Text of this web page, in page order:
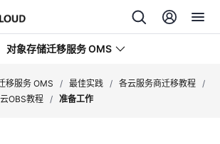
对象存储迁移服务 OMS
移服务 OMS / 最佳实践 / 各云服务商迁移教程 /
OBS教程 / 准备工作